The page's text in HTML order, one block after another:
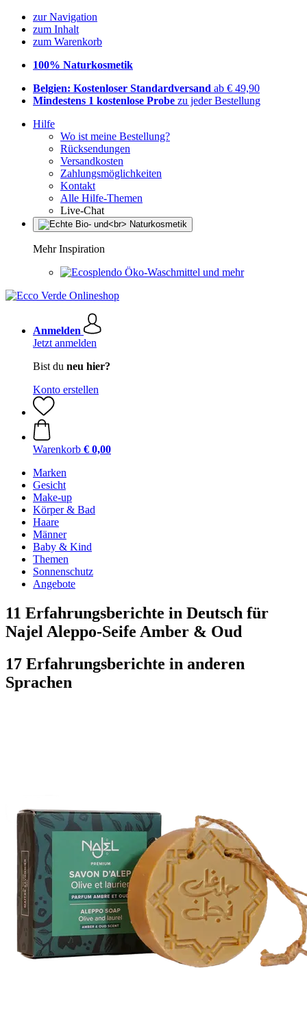
zur Navigation
zum Inhalt
zum Warenkorb
100% Naturkosmetik
Belgien: Kostenloser Standardversand ab € 49,90
Mindestens 1 kostenlose Probe zu jeder Bestellung
Hilfe
Wo ist meine Bestellung?
Rücksendungen
Versandkosten
Zahlungsmöglichkeiten
Kontakt
Alle Hilfe-Themen
Live-Chat
Mehr Inspiration
Öko-Waschmittel und mehr
Anmelden
Jetzt anmelden
Bist du neu hier?
Konto erstellen
Warenkorb € 0,00
Marken
Gesicht
Make-up
Körper & Bad
Haare
Männer
Baby & Kind
Themen
Sonnenschutz
Angebote
11 Erfahrungsberichte in Deutsch für
Najel Aleppo-Seife Amber & Oud
17 Erfahrungsberichte in anderen
Sprachen